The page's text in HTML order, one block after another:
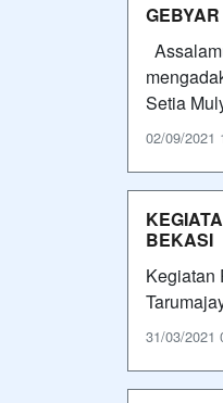
Setia
02/09/2021
BEKASI
Kegiatan
31/03/2021